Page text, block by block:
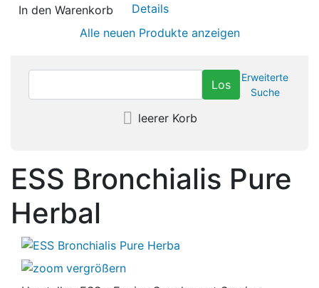
In den Warenkorb
Details
Alle neuen Produkte anzeigen
Erweiterte
Suche
leerer Korb
ESS Bronchialis Pure
Herbal
vergrößern